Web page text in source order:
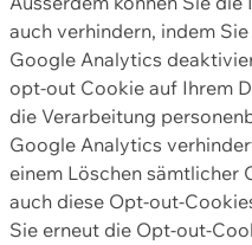
auch verhindern, indem
Google Analytics
opt-out Cookie auf Ihrem
die Verarbeitung
Google Analytics
einem Löschen sämtlicher
auch diese Opt-out-
Sie erneut die Opt-out-